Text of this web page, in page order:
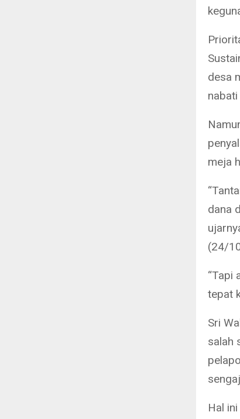
desa
meja
dana
(24/
“Tapi
tepat
Sri
salah
Hal